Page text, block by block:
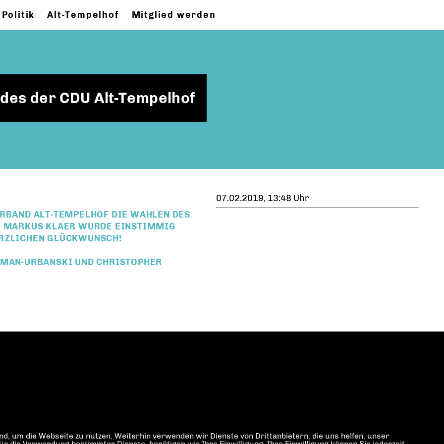
Politik Alt-Tempelhof Mitglied werden
der CDU Alt-Tempelhof
ALT-TEMPELHOF DIE WAHLEN DES
MARKUS KLAER WURDE EINSTIMMIG
GLÜCKWUNSCH!
URBANSKI UND CHRISTOPHER
07.02.2019, 13:48 Uhr
um die Webseite zu nutzen. Weiterhin verwenden wir Dienste von Drittanbietern, die uns helfen, unser